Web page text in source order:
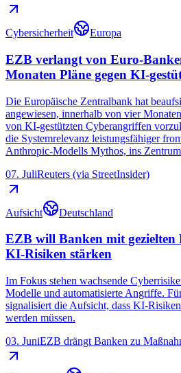
Cybersicherheit Europa
EZB verlangt von Euro-
Monaten Pläne gegen KI-
Die Europäische Zentralbank hat
angewiesen, innerhalb von vier
von KI-gestützten Cyberangriffen
die Systemrelevanz leistungsfähiger
Anthropic-Modells Mythos, ins
07. JuliReuters (via StreetInsider)
Aufsicht Deutschland
EZB will Banken mit gezielten
KI-Risiken stärken
Im Fokus stehen wachsende
Modelle und automatisierte Angriffe.
signalisiert die Aufsicht, dass KI-
werden müssen.
03. JuniEZB drängt Banken zu